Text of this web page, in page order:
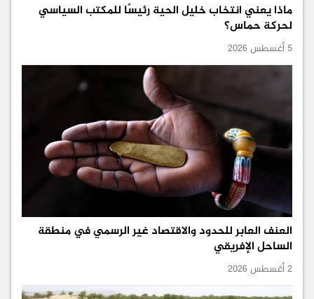
ماذا يعني انتخاب خليل الحية رئيسًا للمكتب السياسي
لحركة حماس؟
5 أغسطس 2026
العنف العابر للحدود والاقتصاد غير الرسمي في منطقة
الساحل الإفريقي
2 أغسطس 2026